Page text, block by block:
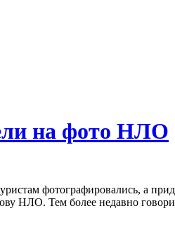
на фото НЛО
фотографировались, а
НЛО. Тем более недавно